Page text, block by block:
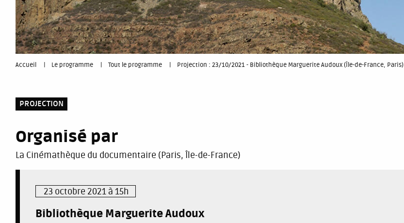
You
are
here
Accueil Le programme Tout le programme Projection : 23/10/2021 - Bibliothèque Marguerite Audoux (Île-de-France, Paris)
PROJECTION
Organisé par
La Cinémathèque du documentaire (Paris, Île-de-France)
23 octobre 2021 à 15h
Bibliothèque Marguerite Audoux